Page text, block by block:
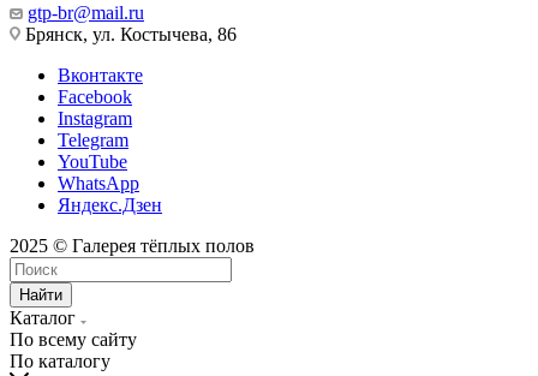
gtp-br@mail.ru
Брянск, ул. Костычева, 86
Вконтакте
Facebook
Instagram
Telegram
YouTube
WhatsApp
Яндекс.Дзен
2025 © Галерея тёплых полов
Найти
Каталог
По всему сайту
По каталогу